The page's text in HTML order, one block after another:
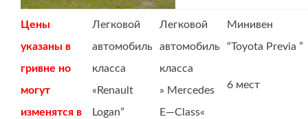
Цены
указаны в
гривне но
могут
изменятся в
Легковой
автомобиль
класса
«Renault
Logan”
Легковой
автомобиль
класса
» Mercedes
E—Class«
Минивен
“Toyota Previa ”
6 мест